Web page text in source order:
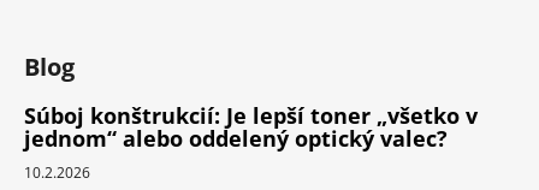
Blog
Súboj konštrukcií: Je lepší toner „všetko v
jednom“ alebo oddelený optický valec?
10.2.2026